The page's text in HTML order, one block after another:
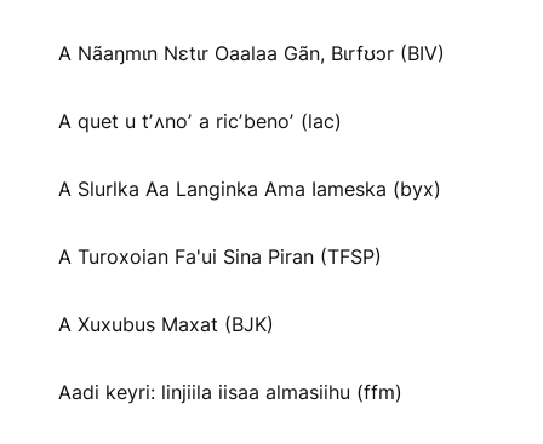
A Nãaŋmɩn Nɛtɩr Oaalaa Gãn, Bɩrfʊɔr (BIV)
A quet u tʼʌnoʼ a ricʼbenoʼ (lac)
A Slurlka Aa Langinka Ama Iameska (byx)
A Turoxoian Fa'ui Sina Piran (TFSP)
A Xuxubus Maxat (BJK)
Aadi keyri: linjiila iisaa almasiihu (ffm)